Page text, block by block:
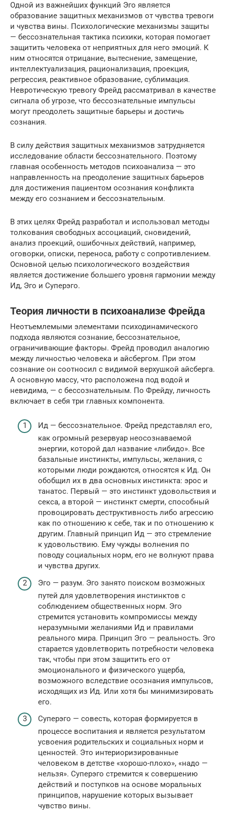
Одной из важнейших функций Эго является
образование защитных механизмов от чувства тревоги
и чувства вины. Психологические механизмы защиты
— бессознательная тактика психики, которая помогает
защитить человека от неприятных для него эмоций. К
ним относятся отрицание, вытеснение, замещение,
интеллектуализация, рационализация, проекция,
регрессия, реактивное образование, сублимация.
Невротическую тревогу Фрейд рассматривал в качестве
сигнала об угрозе, что бессознательные импульсы
могут преодолеть защитные барьеры и достичь
сознания.
В силу действия защитных механизмов затрудняется
исследование области бессознательного. Поэтому
главная особенность методов психоанализа — это
направленность на преодоление защитных барьеров
для достижения пациентом осознания конфликта
между его сознанием и бессознательным.
В этих целях Фрейд разработал и использовал методы
толкования свободных ассоциаций, сновидений,
анализ проекций, ошибочных действий, например,
оговорки, описки, переноса, работу с сопротивлением.
Основной целью психологического воздействия
является достижение большего уровня гармонии между
Ид, Эго и Суперэго.
Теория личности в психоанализе Фрейда
Неотъемлемыми элементами психодинамического
подхода являются сознание, бессознательное,
ограничивающие факторы. Фрейд проводил аналогию
между личностью человека и айсбергом. При этом
сознание он соотносил с видимой верхушкой айсберга.
А основную массу, что расположена под водой и
невидима, — с бессознательным. По Фрейду, личность
включает в себя три главных компонента.
Ид — бессознательное. Фрейд представлял его,
как огромный резервуар неосознаваемой
энергии, которой дал название «либидо». Все
базальные инстинкты, импульсы, желания, с
которыми люди рождаются, относятся к Ид. Он
обобщил их в два основных инстинкта: эрос и
танатос. Первый — это инстинкт удовольствия и
секса, а второй — инстинкт смерти, способный
провоцировать деструктивность либо агрессию
как по отношению к себе, так и по отношению к
другим. Главный принцип Ид — это стремление
к удовольствию. Ему чужды волнения по
поводу социальных норм, его не волнуют права
и чувства других.
Эго — разум. Эго занято поиском возможных
путей для удовлетворения инстинктов с
соблюдением общественных норм. Эго
стремится установить компромиссы между
неразумными желаниями Ид и правилами
реального мира. Принцип Эго — реальность. Эго
старается удовлетворить потребности человека
так, чтобы при этом защитить его от
эмоционального и физического ущерба,
возможного вследствие осознания импульсов,
исходящих из Ид. Или хотя бы минимизировать
его.
Суперэго — совесть, которая формируется в
процессе воспитания и является результатом
усвоения родительских и социальных норм и
ценностей. Это интериоризированные
человеком в детстве «хорошо-плохо», «надо —
нельзя». Суперэго стремится к совершению
действий и поступков на основе моральных
принципов, нарушение которых вызывает
чувство вины.